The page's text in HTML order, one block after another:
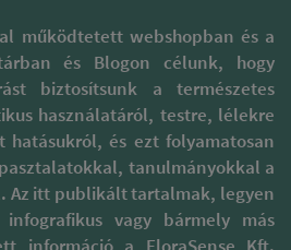
működtetett webshopban és a
és Blogon célunk, hogy
biztosítsunk a természetes
használatáról, testre, lélekre
hatásukról, és ezt folyamatosan
tanulmányokkal a
Az itt publikált tartalmak, legyen
vagy bármely más